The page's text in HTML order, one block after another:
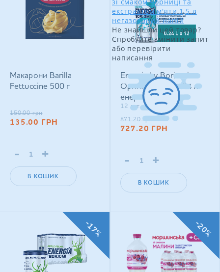
екстрактом м'яти 1,5 л
негазований напій
Не знайшли цей товар?
Спробуйте змінити запит
або перевірити
написання
Макарони Barilla
Fettuccine 500 г
150.00 грн
135.00 ГРН
- +
В КОШИК
Energia by Borjomi
Оригінальний 0,24 л
енергетичний
сильногазований напій
12 шт. в уп.
871.20 грн
727.20 ГРН
- +
В КОШИК
-17% -20%